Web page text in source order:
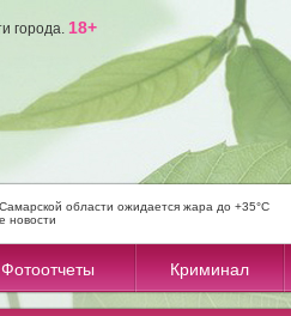
города. 18+
области ожидается жара до +35°C
новости
Фотоотчеты Криминал